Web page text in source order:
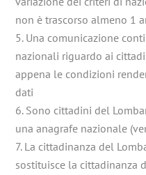
non è trascorso almeno 1
5. Una comunicazione
nazionali riguardo ai
appena le condizioni
dati
6. Sono cittadini del
una anagrafe nazionale
7. La cittadinanza del
sostituisce la cittadinanza